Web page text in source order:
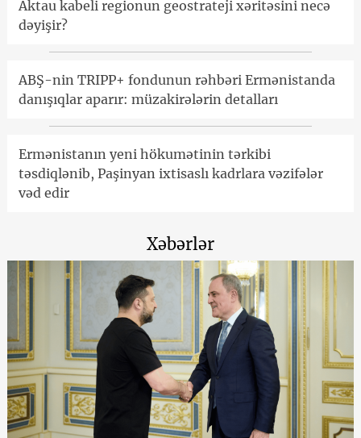
Aktau kabeli regionun geostrateji xəritəsini necə
dəyişir?
ABŞ-nin TRIPP+ fondunun rəhbəri Ermənistanda
danışıqlar aparır: müzakirələrin detalları
Ermənistanın yeni hökumətinin tərkibi
təsdiqlənib, Paşinyan ixtisaslı kadrlara vəzifələr
vəd edir
Xəbərlər